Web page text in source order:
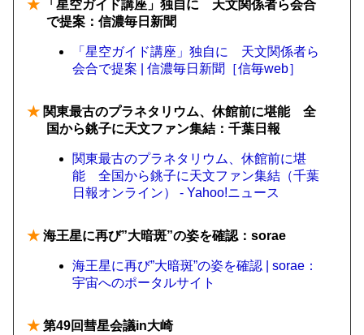
★ 「星空ガイド講座」独自に 天文関係者ら会合
で提案：信濃毎日新聞
「星空ガイド講座」独自に 天文関係者ら
会合で提案 | 信濃毎日新聞［信毎web］
★ 関東最古のプラネタリウム、休館前に堪能 全
国から銚子に天文ファン集結：千葉日報
関東最古のプラネタリウム、休館前に堪
能 全国から銚子に天文ファン集結（千葉
日報オンライン） - Yahoo!ニュース
★ 海王星に再び”大暗斑”の姿を確認：sorae
海王星に再び”大暗斑”の姿を確認 | sorae：
宇宙へのポータルサイト
★ 第49回彗星会議in大崎